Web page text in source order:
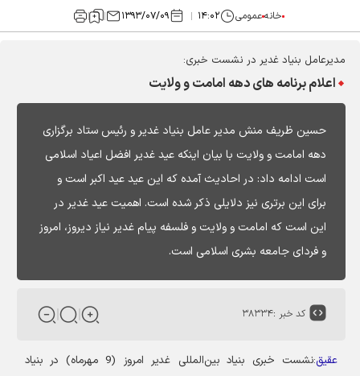
خانهعمومی ۱۴:۰۲ ۱۳۹۳/۰۷/۰۹
مدیرعامل بنیاد غدیر در نشست خبری:
اعلام برنامه های دهه امامت و ولایت
حسین ظریف منش مدیر عامل بنیاد غدیر و رئیس ستاد برگزاری
دهه امامت و ولایت با بیان اینکه عید غدیر افضل اعیاد اسلامی
است ادامه داد: در احادیث آمده که این عید عید اکبر است و
برای این برتری نیز دلایلی ذکر شده است. اهمیت عید غدیر در
این است که امامت و ولایت و فلسفه پیام غدیر نیاز دیروز، امروز
و فردای جامعه بشری اسلامی است.
کد خبر :۳۸۳۳۴
عقیق
:نشست خبری بنیاد بین‌المللی غدیر امروز (9 مهرماه) در بنیاد